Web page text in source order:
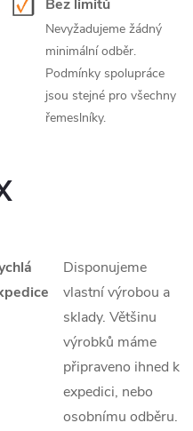
Bez limitů
Nevyžadujeme žádný
minimální odběr.
Podmínky spolupráce
jsou stejné pro všechny
řemeslníky.
Disponujeme
vlastní výrobou a
sklady. Většinu
výrobků máme
připraveno ihned k
expedici, nebo
osobnímu odběru.